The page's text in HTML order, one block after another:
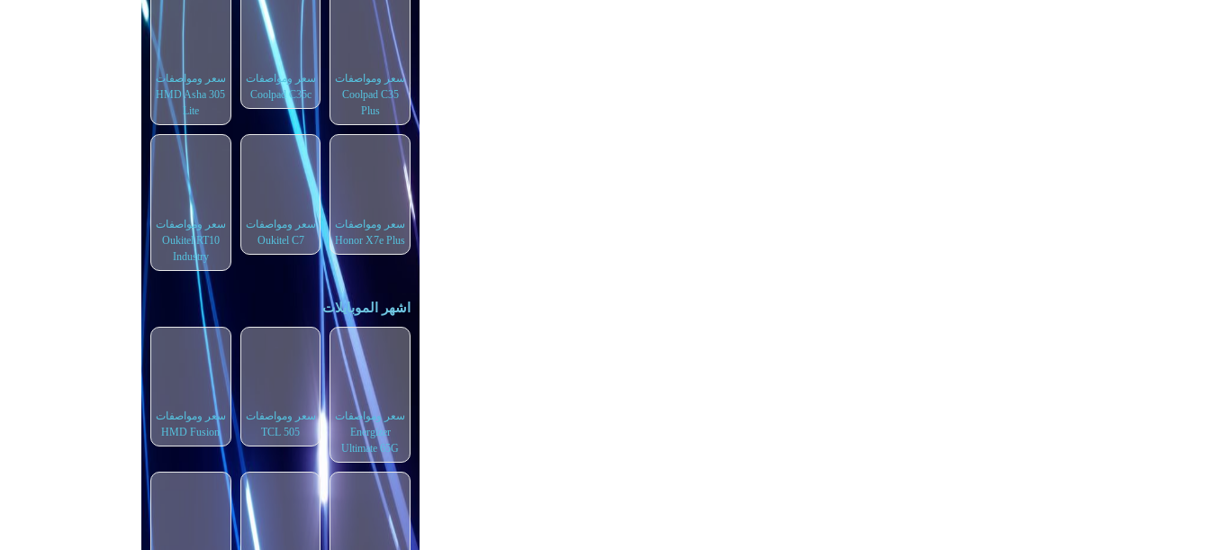
سعر ومواصفات
Coolpad C35
Plus
سعر ومواصفات
Coolpad C35c
سعر ومواصفات
HMD Asha 305
Lite
سعر ومواصفات
Honor X7e Plus
سعر ومواصفات
Oukitel C7
سعر ومواصفات
Oukitel RT10
Industry
اشهر الموبايلات
سعر ومواصفات
Energizer
Ultimate 65G
سعر ومواصفات
TCL 505
سعر ومواصفات
HMD Fusion